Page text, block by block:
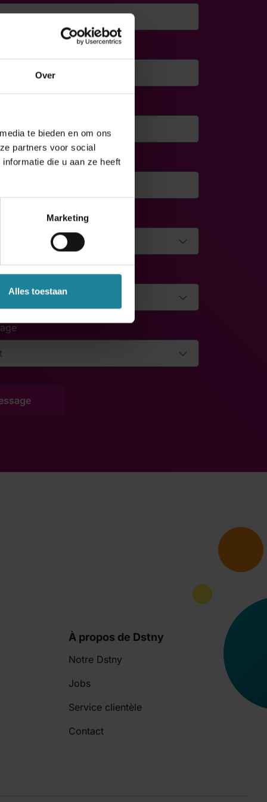
Over
te bieden en om ons
partners voor social
die u aan ze heeft
Marketing
Alles toestaan
*
À propos de Dstny
Notre Dstny
Jobs
Service clientèle
Contact